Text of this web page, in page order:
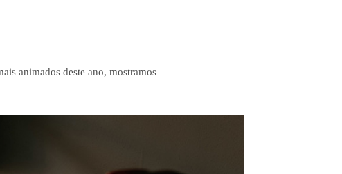
animados deste ano, mostramos